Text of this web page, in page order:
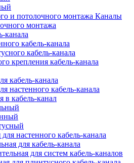
Каналы
монтажа
канала
кабель-канала
кабель-канала
крепления кабель-канала
кабель-канала
настенного кабель-канала
в кабель-канал
настенного кабель-канала
для кабель-канала
для систем кабель-каналов